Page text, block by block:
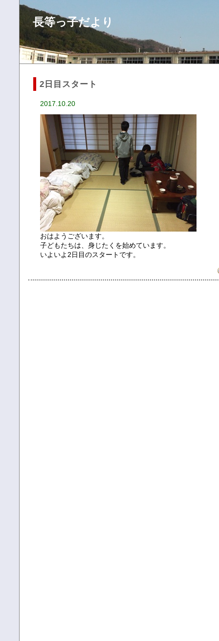
長等っ子だより
2日目スタート
2017.10.20
おはようございます。
子どもたちは、身じたくを始めています。
いよいよ2日目のスタートです。